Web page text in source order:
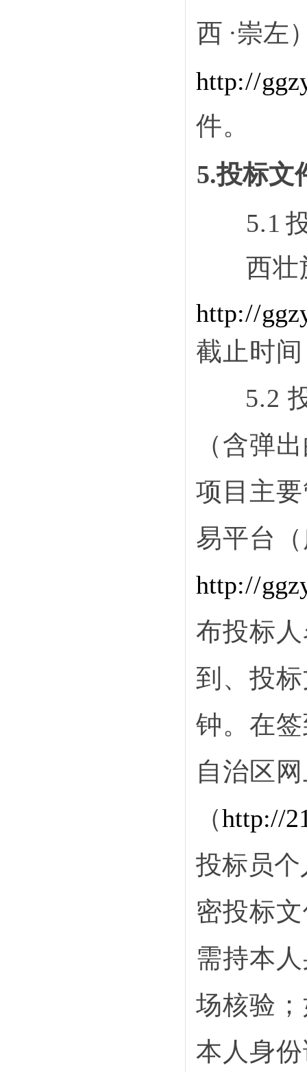
西 ·崇左
http://
件。
5.投标文
5.1
西壮
http://
截止时
5.2
（含弹
项目主
易平台
http://
布投标
到、投
钟。在
自治区
（http://
投标员个
密投标
需持本
场核验
本人身